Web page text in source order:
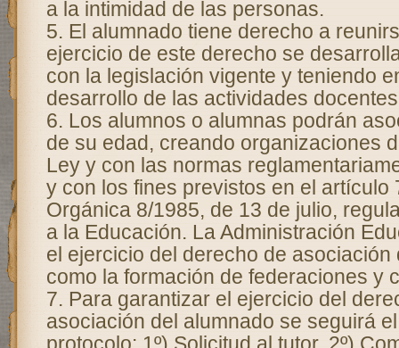
a la intimidad de las personas.
5. El alumnado tiene derecho a
ejercicio de este derecho se
con la legislación vigente y teniendo
desarrollo de las actividades
6. Los alumnos o alumnas podrán
de su edad, creando organizaciones
Ley y con las normas
y con los fines previstos en el artículo
Orgánica 8/1985, de 13 de julio,
a la Educación. La Administración
el ejercicio del derecho de asociación
como la formación de federaciones y
7. Para garantizar el ejercicio del
asociación del alumnado se seguirá